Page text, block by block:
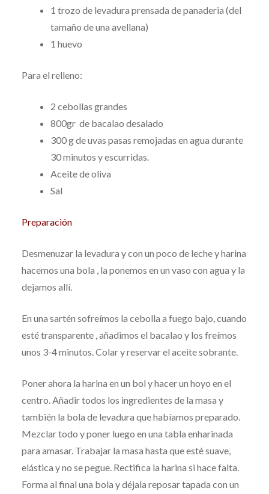
1 trozo de levadura prensada de panaderia (del
tamaño de una avellana)
1 huevo
Para el relleno:
2 cebollas grandes
800gr de bacalao desalado
300 g de uvas pasas remojadas en agua durante
30 minutos y escurridas.
Aceite de oliva
Sal
Preparación
Desmenuzar la levadura y con un poco de leche y harina
hacemos una bola , la ponemos en un vaso con agua y la
dejamos allí.
En una sartén sofreímos la cebolla a fuego bajo, cuando
esté transparente , añadimos el bacalao y los freímos
unos 3-4 minutos. Colar y reservar el aceite sobrante.
Poner ahora la harina en un bol y hacer un hoyo en el
centro. Añadir todos los ingredientes de la masa y
también la bola de levadura que habíamos preparado.
Mezclar todo y poner luego en una tabla enharinada
para amasar. Trabajar la masa hasta que esté suave,
elástica y no se pegue. Rectifica la harina si hace falta.
Forma al final una bola y déjala reposar tapada con un